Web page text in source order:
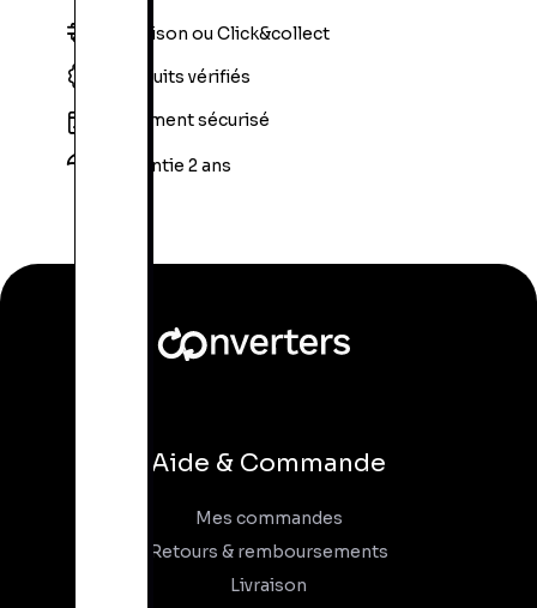
Livraison ou Click&collect
Produits vérifiés
Paiement sécurisé
Garantie 2 ans
Aide & Commande
Mes commandes
Retours & remboursements
Livraison